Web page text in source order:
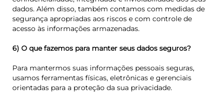
dados. Além disso, também contamos com medidas de
segurança apropriadas aos riscos e com controle de
acesso às informações armazenadas.
6) O que fazemos para manter seus dados seguros?
Para mantermos suas informações pessoais seguras,
usamos ferramentas físicas, eletrônicas e gerenciais
orientadas para a proteção da sua privacidade.